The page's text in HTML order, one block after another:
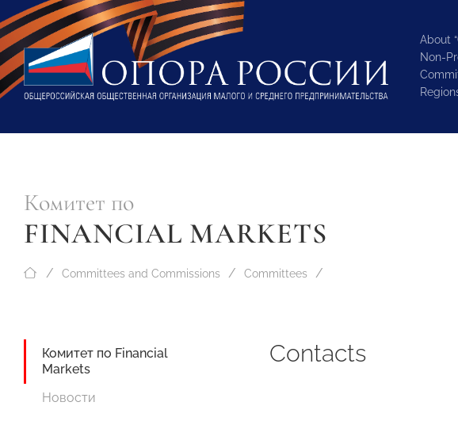
About
Non-
Комитет по
FINANCIAL MARKETS
Committees and Commissions Committees
Комитет по Financial
Markets
Новости
Contacts